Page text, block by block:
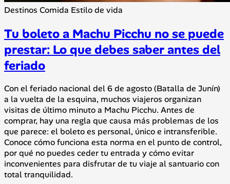
Destinos Comida Estilo de vida
Tu boleto a Machu Picchu no se puede
prestar: Lo que debes saber antes del
feriado
Con el feriado nacional del 6 de agosto (Batalla de Junín)
a la vuelta de la esquina, muchos viajeros organizan
visitas de último minuto a Machu Picchu. Antes de
comprar, hay una regla que causa más problemas de los
que parece: el boleto es personal, único e intransferible.
Conoce cómo funciona esta norma en el punto de control,
por qué no puedes ceder tu entrada y cómo evitar
inconvenientes para disfrutar de tu viaje al santuario con
total tranquilidad.